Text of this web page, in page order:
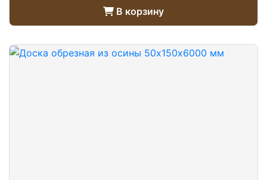
В корзину